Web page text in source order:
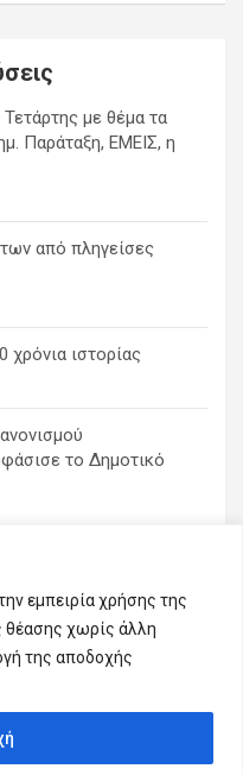
εμπειρία χρήσης της
θέασης χωρίς άλλη
της αποδοχής
με θέμα τα
Παράταξη, ΕΜΕΙΣ, η
από πληγείσες
χρόνια ιστορίας
το Δημοτικό
του δημοτικού